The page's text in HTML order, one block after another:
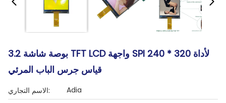
3.2 بوصة شاشة TFT LCD واجهة SPI 240 * 320 لأداة
قياس جرس الباب المرئي
الاسم التجاري:
Adia